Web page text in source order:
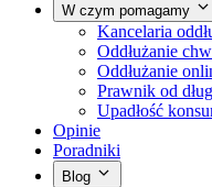
W czym pomagamy
Kancelaria
Oddłużanie
Oddłużanie
Prawnik od
Upadłość
Opinie
Poradniki
Blog